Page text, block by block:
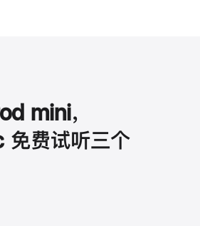
mini，
费试听三个